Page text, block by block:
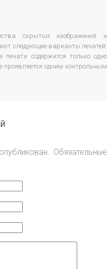
скрытых изображений и
следующие варианты печатей:
содержится только одно
проявляется одним контрольным
Обязательные